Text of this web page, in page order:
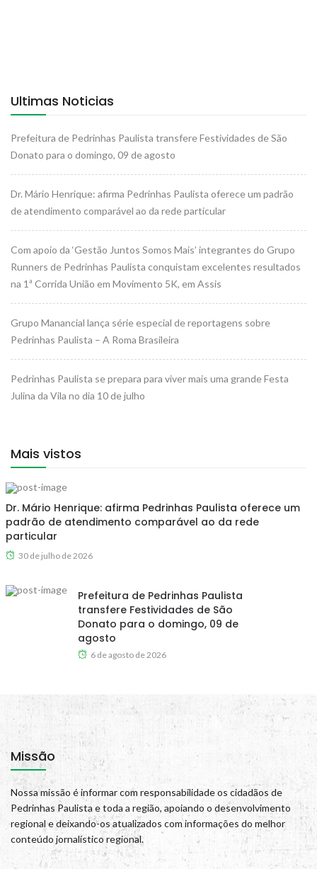
Ultimas Noticias
Prefeitura de Pedrinhas Paulista transfere Festividades de São
Donato para o domingo, 09 de agosto
Dr. Mário Henrique: afirma Pedrinhas Paulista oferece um padrão
de atendimento comparável ao da rede particular
Com apoio da ‘Gestão Juntos Somos Mais’ integrantes do Grupo
Runners de Pedrinhas Paulista conquistam excelentes resultados
na 1ª Corrida União em Movimento 5K, em Assis
Grupo Manancial lança série especial de reportagens sobre
Pedrinhas Paulista – A Roma Brasileira
Pedrinhas Paulista se prepara para viver mais uma grande Festa
Julina da Vila no dia 10 de julho
Mais vistos
Dr. Mário Henrique: afirma Pedrinhas Paulista oferece um
padrão de atendimento comparável ao da rede
particular
30 de julho de 2026
Prefeitura de Pedrinhas Paulista
transfere Festividades de São
Donato para o domingo, 09 de
agosto
6 de agosto de 2026
Missão
Nossa missão é informar com responsabilidade os cidadãos de
Pedrinhas Paulista e toda a região, apoiando o desenvolvimento
regional e deixando-os atualizados com informações do melhor
conteúdo jornalístico regional.